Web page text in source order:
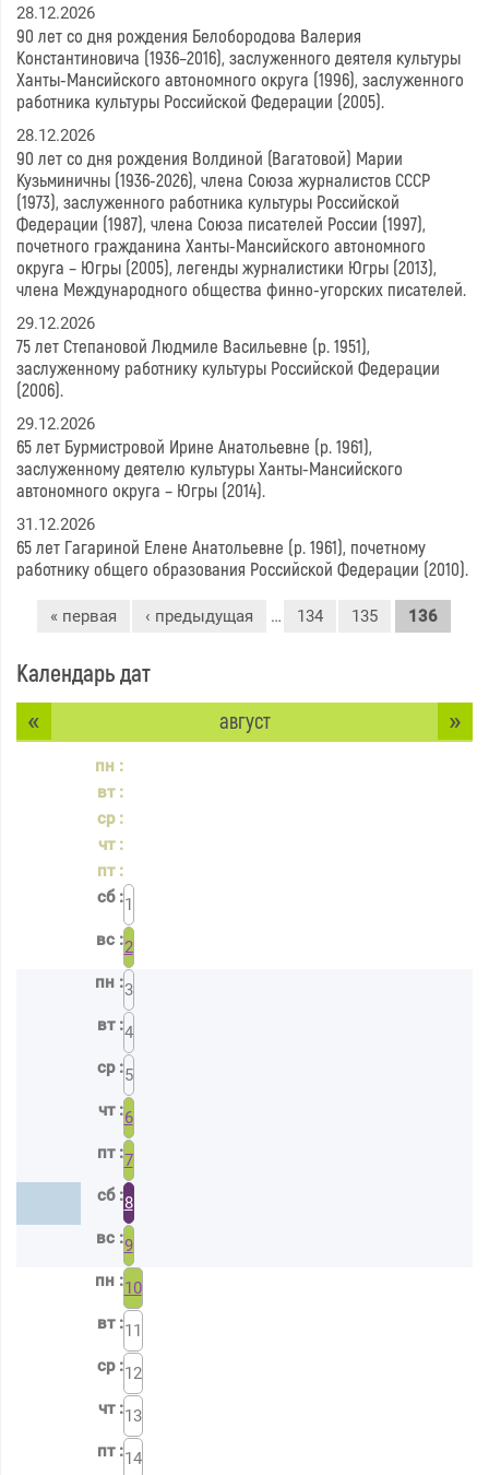
28.12.2026
90 лет со дня рождения Белобородова Валерия
Константиновича (1936–2016), заслуженного деятеля культуры
Ханты-Мансийского автономного округа (1996), заслуженного
работника культуры Российской Федерации (2005).
28.12.2026
90 лет со дня рождения Волдиной (Вагатовой) Марии
Кузьминичны (1936-2026), члена Союза журналистов СССР
(1973), заслуженного работника культуры Российской
Федерации (1987), члена Союза писателей России (1997),
почетного гражданина Ханты-Мансийского автономного
округа – Югры (2005), легенды журналистики Югры (2013),
члена Международного общества финно-угорских писателей.
29.12.2026
75 лет Степановой Людмиле Васильевне (р. 1951),
заслуженному работнику культуры Российской Федерации
(2006).
29.12.2026
65 лет Бурмистровой Ирине Анатольевне (р. 1961),
заслуженному деятелю культуры Ханты-Мансийского
автономного округа – Югры (2014).
31.12.2026
65 лет Гагариной Елене Анатольевне (р. 1961), почетному
работнику общего образования Российской Федерации (2010).
« первая ‹ предыдущая … 134 135 136
Календарь дат
август
« »
1
2
3
4
5
6
7
8
9
10
11
12
13
14